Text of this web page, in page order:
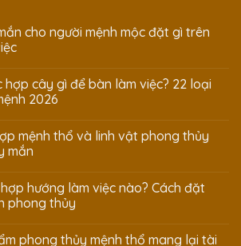
cho người mệnh mộc đặt gì trên
hợp cây gì để bàn làm việc? 22 loại
2026
mệnh thổ và linh vật phong thủy
mắn
hướng làm việc nào? Cách đặt
phong thủy
phong thủy mệnh thổ mang lại tài